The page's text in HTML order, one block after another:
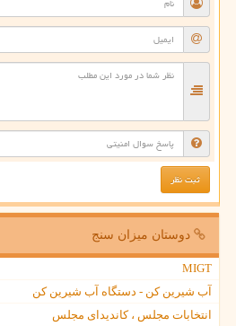
دوستان میزان سنج
MIGT
آب شیرین کن - دستگاه آب شیرین کن
انتخابات مجلس ، کاندیدای مجلس